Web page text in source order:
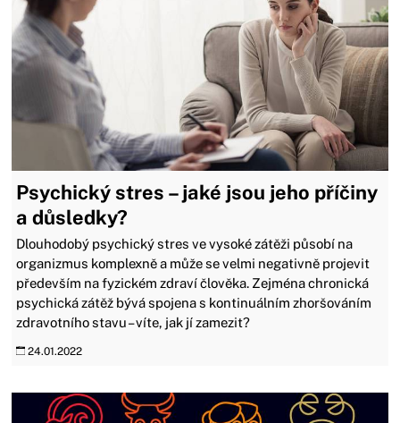
Psychický stres – jaké jsou jeho příčiny
a důsledky?
Dlouhodobý psychický stres ve vysoké zátěži působí na
organizmus komplexně a může se velmi negativně projevit
především na fyzickém zdraví člověka. Zejména chronická
psychická zátěž bývá spojena s kontinuálním zhoršováním
zdravotního stavu – víte, jak jí zamezit?
24.01.2022